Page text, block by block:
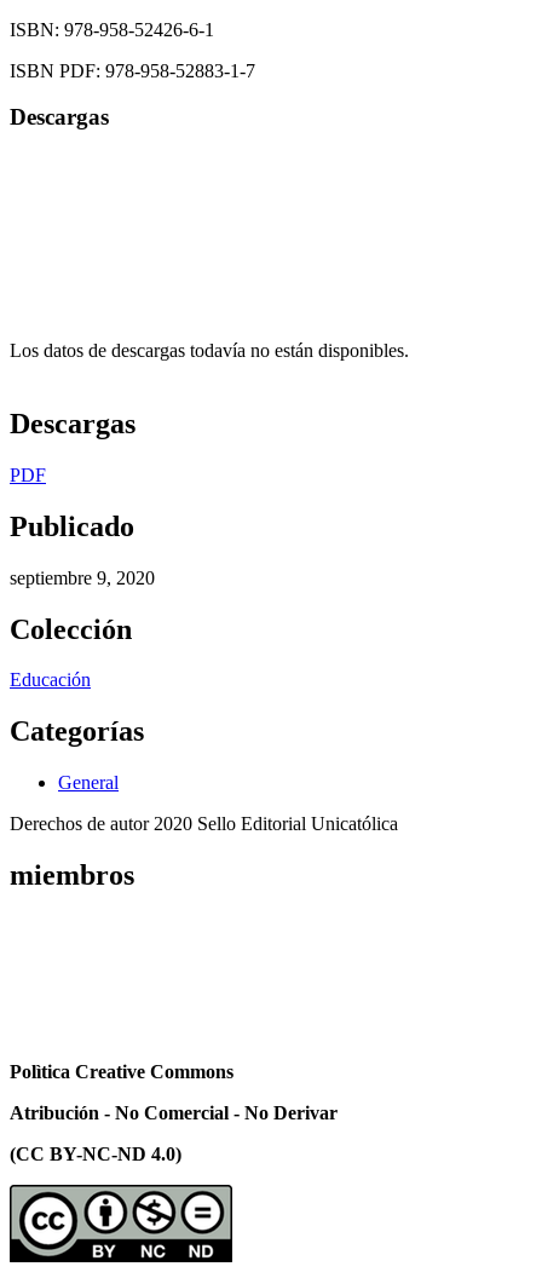
ISBN: 978-958-52426-6-1
ISBN PDF: 978-958-52883-1-7
Descargas
Los datos de descargas todavía no están disponibles.
Descargas
PDF
Publicado
septiembre 9, 2020
Colección
Educación
Categorías
General
Derechos de autor 2020 Sello Editorial Unicatólica
miembros
Polìtica Creative Commons
Atribución - No Comercial - No Derivar
(CC BY-NC-ND 4.0)